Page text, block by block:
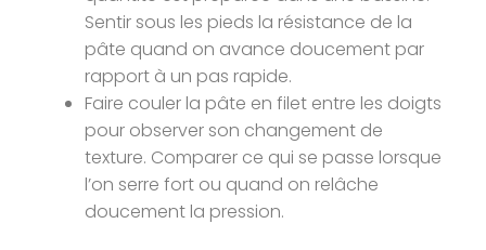
Sentir sous les pieds la résistance de la
pâte quand on avance doucement par
rapport à un pas rapide.
Faire couler la pâte en filet entre les doigts
pour observer son changement de
texture. Comparer ce qui se passe lorsque
l’on serre fort ou quand on relâche
doucement la pression.